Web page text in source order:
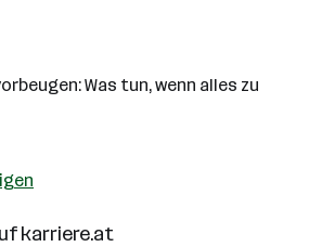
Was tun, wenn alles zu
karriere.at